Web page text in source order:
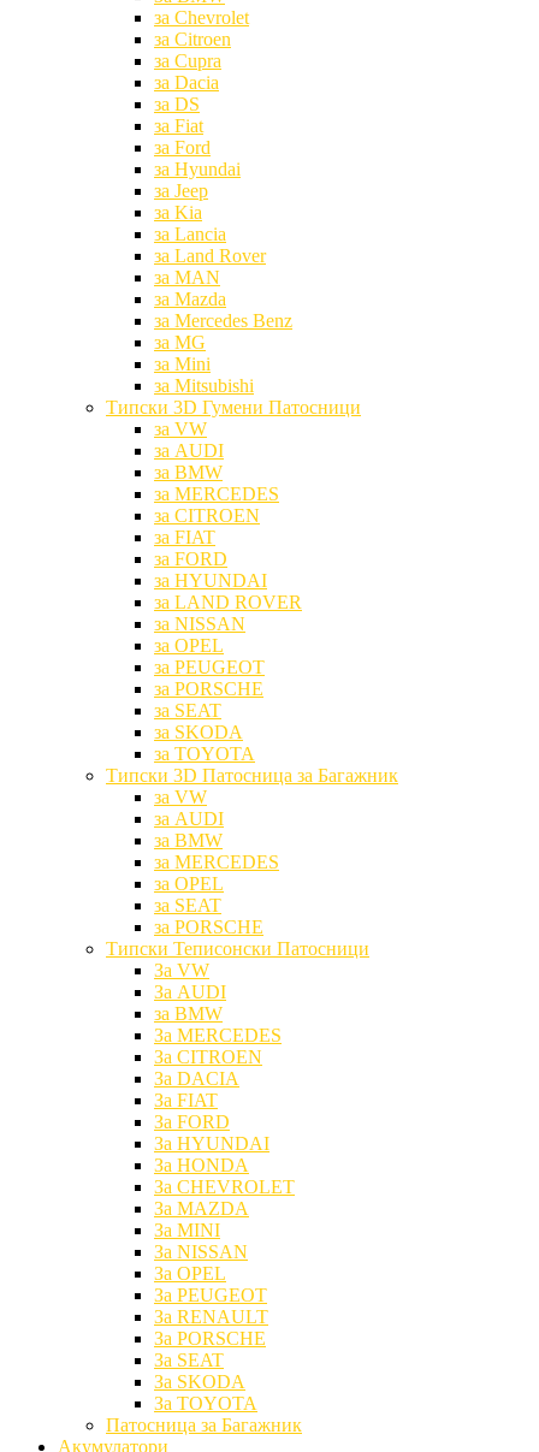
за Chevrolet
за Citroen
за Cupra
за Dacia
за DS
за Fiat
за Ford
за Hyundai
за Jeep
за Kia
за Lancia
за Land Rover
за MAN
за Mazda
за Mercedes Benz
за MG
за Mini
за Mitsubishi
Типски 3D Гумени Патосници
за VW
за AUDI
за BMW
за MERCEDES
за CITROEN
за FIAT
за FORD
за HYUNDAI
за LAND ROVER
за NISSAN
за OPEL
за PEUGEOT
за PORSCHE
за SEAT
за SKODA
за TOYOTA
Типски 3D Патосница за Багажник
за VW
за AUDI
за BMW
за MERCEDES
за OPEL
за SEAT
за PORSCHE
Типски Теписонски Патосници
За VW
За AUDI
за BMW
За MERCEDES
За CITROEN
За DACIA
За FIAT
За FORD
За HYUNDAI
За HONDA
За CHEVROLET
За MAZDA
За MINI
За NISSAN
За OPEL
За PEUGEOT
За RENAULT
За PORSCHE
За SEAT
За SKODA
За TOYOTA
Патосница за Багажник
Акумулатори